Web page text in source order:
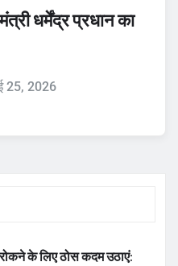
धर्मेंद्र प्रधान का
25, 2026
के लिए ठोस कदम उठाएं: